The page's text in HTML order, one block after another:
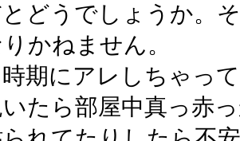
どうでしょうか。
かねません。
期にアレしちゃっ
たら部屋中真っ赤